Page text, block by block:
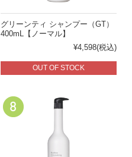
グリーンティ シャンプー（GT）
400mL【ノーマル】
¥4,598(税込)
OUT OF STOCK